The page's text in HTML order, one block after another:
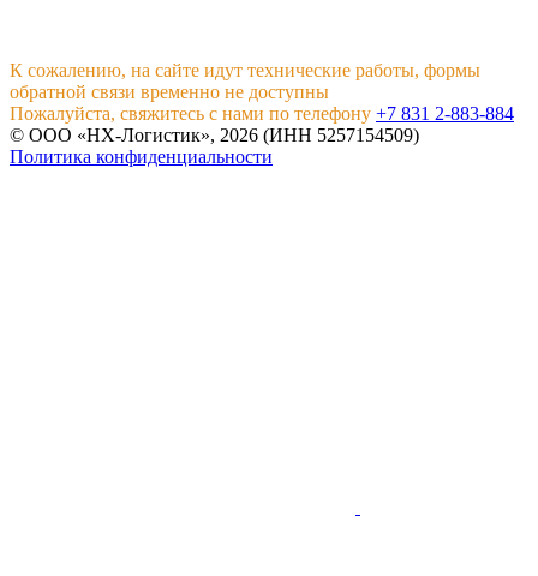
К сожалению, на сайте идут технические работы, формы
обратной связи временно не доступны
Пожалуйста, свяжитесь с нами по телефону +7 831 2-883-884
© ООО «НХ-Логистик», 2026 (ИНН 5257154509)
Политика конфиденциальности